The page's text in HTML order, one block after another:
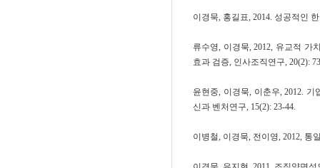
이경묵, 홍길표, 2014. 성공적인
류수영, 이경묵, 2012, 유교적 가
효과 검증, 인사조직연구, 20(2):
윤현중, 이경묵, 이춘우, 2012.
신과 벤처연구, 15(2): 23-44.
이병철, 이경묵, 전이영, 2012, 통